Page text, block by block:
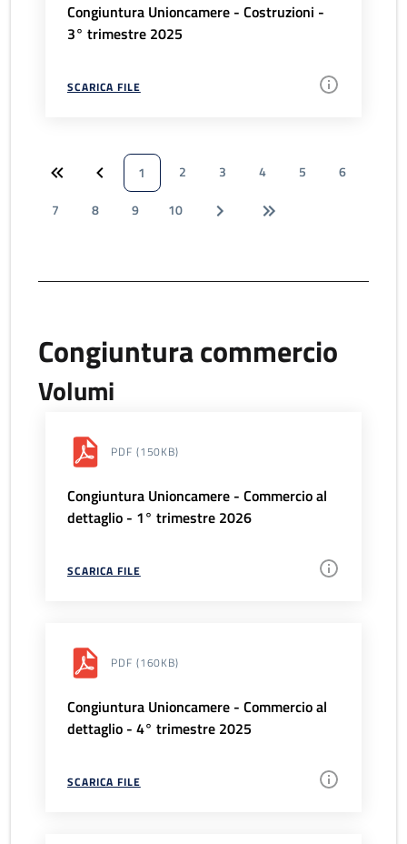
Congiuntura Unioncamere - Costruzioni -
3° trimestre 2025
SCARICA FILE
1 2 3 4 5
6
7
8 9 10
Congiuntura commercio
Volumi
PDF (150KB)
Congiuntura Unioncamere - Commercio al
dettaglio - 1° trimestre 2026
SCARICA FILE
PDF (160KB)
Congiuntura Unioncamere - Commercio al
dettaglio - 4° trimestre 2025
SCARICA FILE